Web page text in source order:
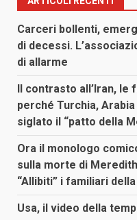
Carceri bollenti,
di decessi.
di allarme
Il contrasto all’Iran,
perché Turchia,
siglato il “patto della
Ora il monologo
sulla morte di
“Allibiti” i familiari
Usa, il video della